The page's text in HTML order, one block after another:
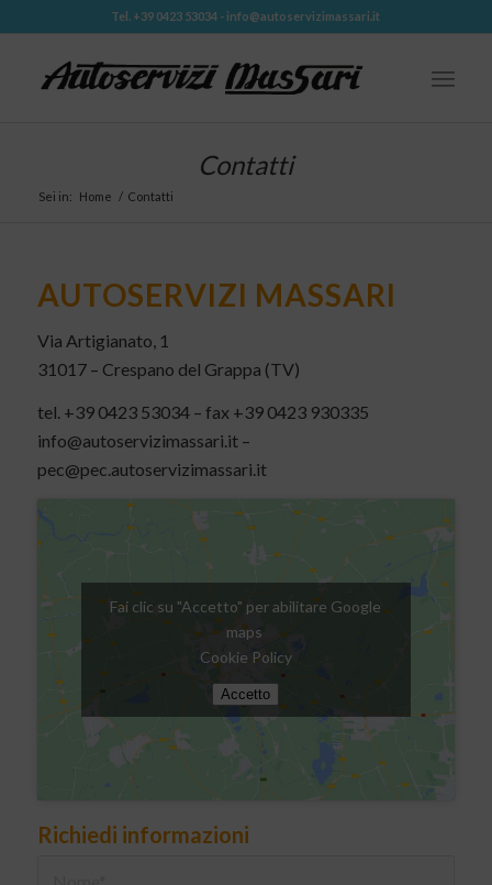
Tel. +39 0423 53034 - info@autoservizimassari.it
Contatti
Sei in: Home / Contatti
AUTOSERVIZI MASSARI
Via Artigianato, 1
31017 – Crespano del Grappa (TV)
tel. +39 0423 53034 – fax +39 0423 930335
info@autoservizimassari.it –
pec@pec.autoservizimassari.it
Fai clic su "Accetto" per abilitare Google
maps
Cookie Policy
Accetto
Richiedi informazioni